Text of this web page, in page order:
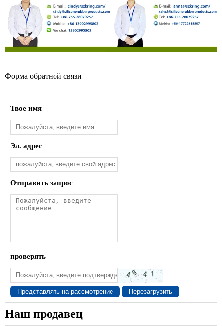
Форма обратной связи
Твое имя
Эл. адрес
Отправить запрос
проверять
Представлять на рассмотрение Перезагрузить
Наш продавец